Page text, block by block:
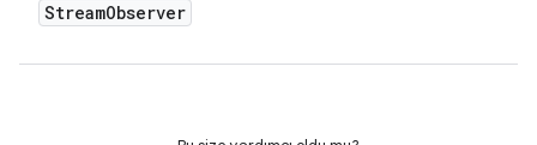
StreamObserver